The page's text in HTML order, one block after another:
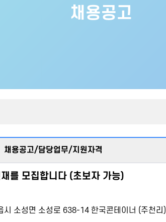
채용공고
채용공고/담당업무/지원자격
를 모집합니다 (초보자 가능)
시 소성면 소성로 638-14 한국콘테이너 (주천리)